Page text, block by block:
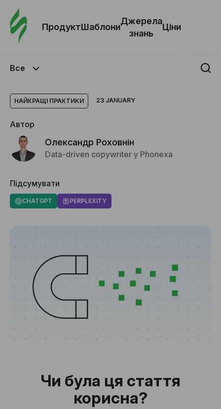
ПродуктШаблони
Джерела
знань
Ціни
Все
НАЙКРАЩІ ПРАКТИКИ 23 JANUARY
Автор
Олександр Роховнін
Data-driven copywriter у Phonexa
Підсумувати
CHATGPT PERPLEXITY
Чи була ця стаття
корисна?